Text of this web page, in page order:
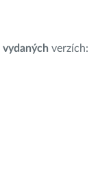
vydaných verzích: